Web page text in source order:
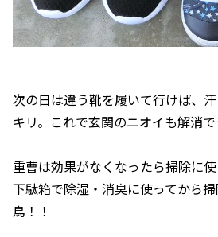
次の日は違う靴を履いて行けば、
キリ。これで玄関のニオイも解消で
重曹は効果がなくなったら掃除に
下駄箱で除湿・消臭に使ってから
鳥！！